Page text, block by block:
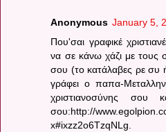
Anonymous January 5,
Που'σαι γραφικέ
να σε κάνω χάζι με τους
σου (το κατάλαβες ρε συ
γράφει ο παπα-
χριστιανοσύνης σου
σου:http://
x#ixzz2o6TzqNLg.